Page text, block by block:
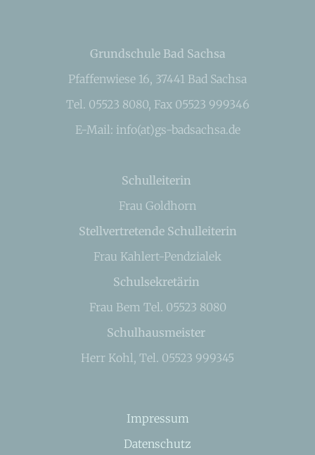
Grundschule Bad Sachsa
Pfaffenwiese 16, 37441 Bad Sachsa
Tel. 05523 8080, Fax 05523 999346
E-Mail: info(at)gs-badsachsa.de
Schulleiterin
Frau Goldhorn
Stellvertretende Schulleiterin
Frau Kahlert-Pendzialek
Schulsekretärin
Frau Bem Tel. 05523 8080
Schulhausmeister
Herr Kohl, Tel. 05523 999345
Impressum
Datenschutz